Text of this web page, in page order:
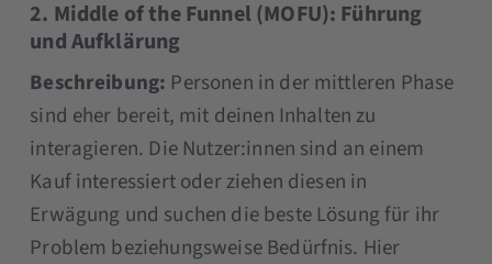
2. Middle of the Funnel (MOFU): Führung
und Aufklärung
Beschreibung: Personen in der mittleren Phase
sind eher bereit, mit deinen Inhalten zu
interagieren. Die Nutzer:innen sind an einem
Kauf interessiert oder ziehen diesen in
Erwägung und suchen die beste Lösung für ihr
Problem beziehungsweise Bedürfnis. Hier